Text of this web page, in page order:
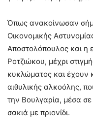
Όπως ανακοίνωσαν
Οικονομικής
Αποστολόπουλος και η
Ροτζιώκου, μέχρι
κυκλώματος και έχουν
αιθυλικής αλκοόλης,
την Βουλγαρία, μέσα
σακιά με πριονίδι.